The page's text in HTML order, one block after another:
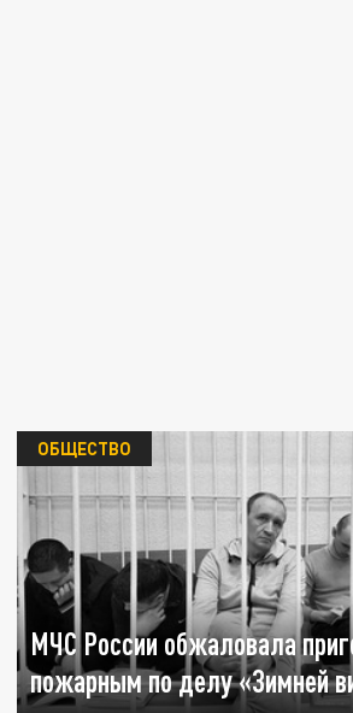
МЧС России обжаловала
пожарным по делу «Зимней
ОБЩЕСТВО